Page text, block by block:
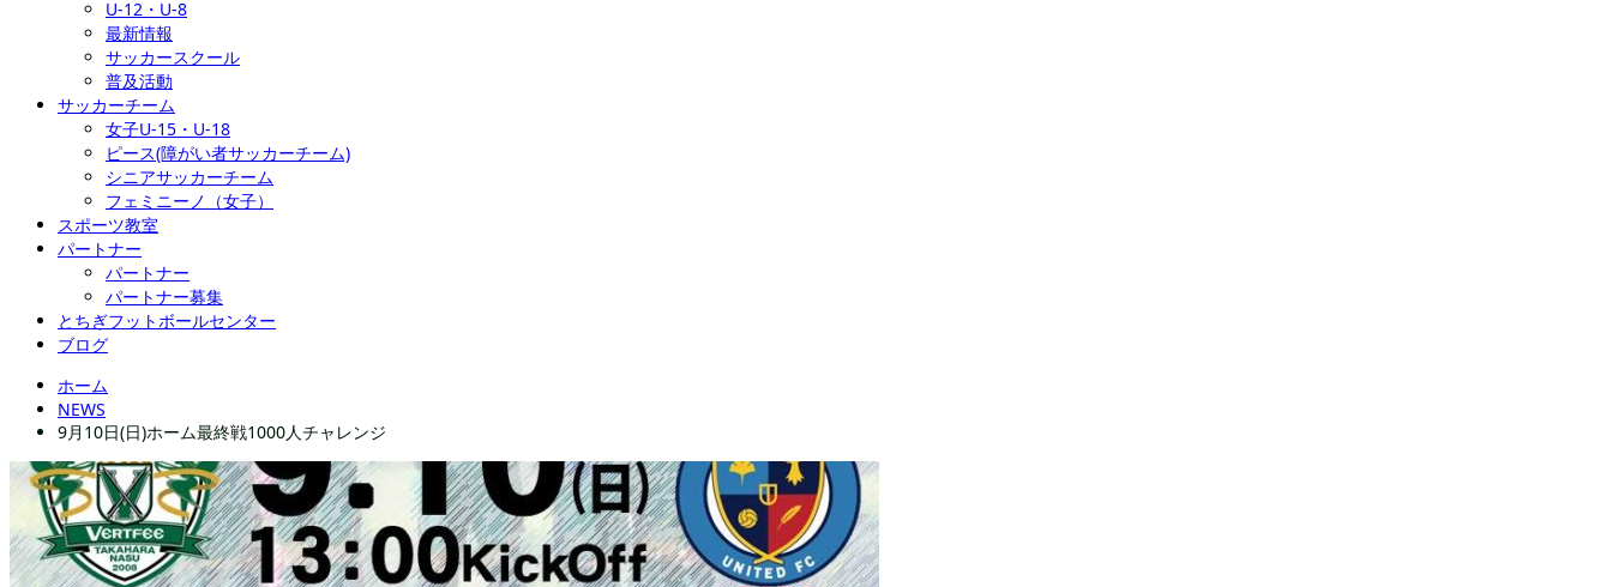
U-12・U-8
最新情報
サッカースクール
普及活動
サッカーチーム
女子U-15・U-18
ピース(障がい者サッカーチーム)
シニアサッカーチーム
フェミニーノ（女子）
スポーツ教室
パートナー
パートナー
パートナー募集
とちぎフットボールセンター
ブログ
ホーム
NEWS
9月10日(日)ホーム最終戦1000人チャレンジ